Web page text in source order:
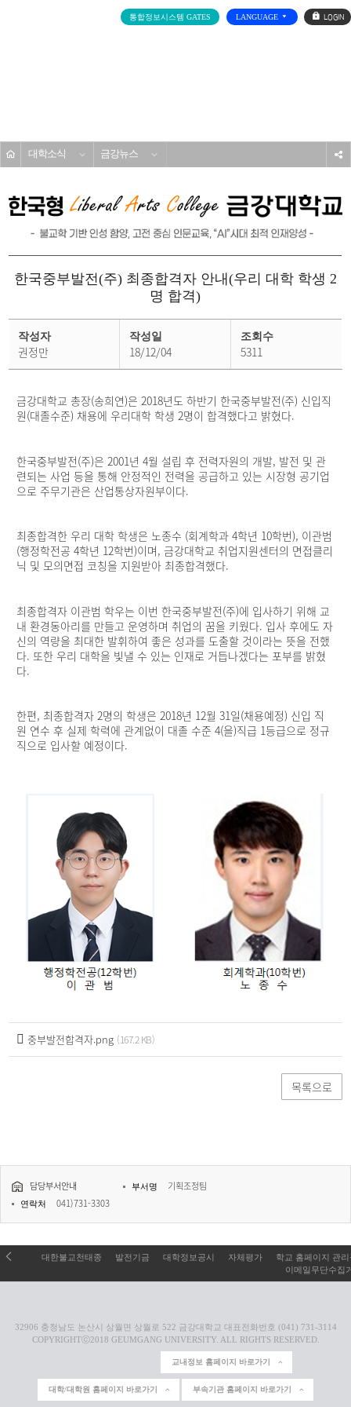
통합정보시스템 GATES LANGUAGE
로
그
대학소식 금강뉴스
금
상
한국중부발전(주) 최종합격자 안내(우리 대학 학생 2
명 합격)
작성자
권정만
작성일
18/12/04
조회수
5311
금강대학교 총장(송희연)은 2018년도 하반기 한국중부발전(주) 신입직
원(대졸수준) 채용에 우리대학 학생 2명이 합격했다고 밝혔다.
한국중부발전(주)은 2001년 4월 설립 후 전력자원의 개발, 발전 및 관
련되는 사업 등을 통해 안정적인 전력을 공급하고 있는 시장형 공기업
으로 주무기관은 산업통상자원부이다.
최종합격한 우리 대학 학생은 노종수 (회계학과 4학년 10학번), 이관범
(행정학전공 4학년 12학번)이며, 금강대학교 취업지원센터의 면접클리
닉 및 모의면접 코칭을 지원받아 최종합격했다.
최종합격자 이관범 학우는 이번 한국중부발전(주)에 입사하기 위해 교
내 환경동아리를 만들고 운영하며 취업의 꿈을 키웠다. 입사 후에도 자
신의 역량을 최대한 발휘하여 좋은 성과를 도출할 것이라는 뜻을 전했
다. 또한 우리 대학을 빛낼 수 있는 인재로 거듭나겠다는 포부를 밝혔
다.
한편, 최종합격자 2명의 학생은 2018년 12월 31일(채용예정) 신입 직
원 연수 후 실제 학력에 관계없이 대졸 수준 4(을)직급 1등급으로 정규
직으로 입사할 예정이다.
중부발전합격자.png (167.2 KB)
목록으로
담당부서안내 부서명 기획조정팀
연락처 041)731-3303
대한불교천태종 발전기금 대학정보공시 자체평가
학교 홈페이지 관
이메일무단수집
32906 충청남도 논산시 상월면 상월로 522 금강대학교 대표전화번호 (041) 731-3114
COPYRIGHTⓒ2018 GEUMGANG UNIVERSITY. ALL RIGHTS RESERVED.
교내정보 홈페이지 바로가기
대학/대학원 홈페이지 바로가기 부속기관 홈페이지 바로가기